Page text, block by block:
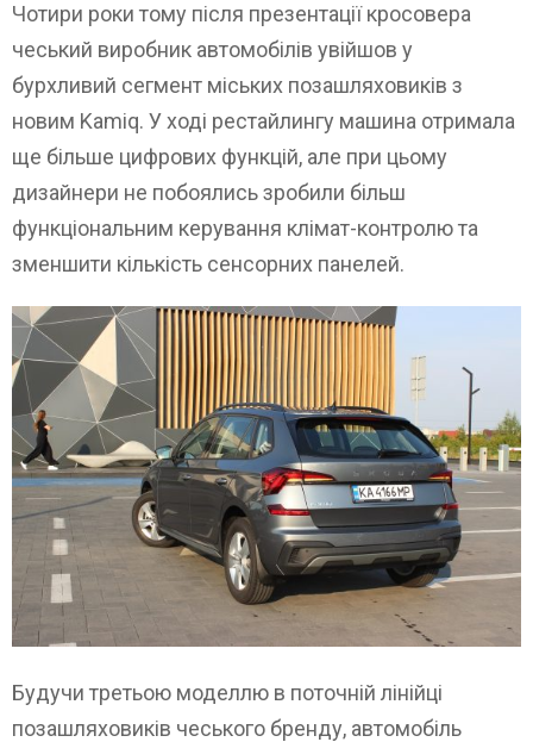
Чотири роки тому після презентації кросовера
чеський виробник автомобілів увійшов у
бурхливий сегмент міських позашляховиків з
новим Kamiq. У ході рестайлингу машина отримала
ще більше цифрових функцій, але при цьому
дизайнери не побоялись зробили більш
функціональним керування клімат-контролю та
зменшити кількість сенсорних панелей.
Будучи третьою моделлю в поточній лінійці
позашляховиків чеського бренду, автомобіль